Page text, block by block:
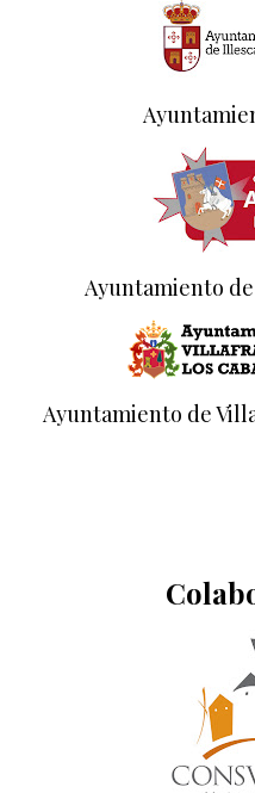
Ayuntamiento de
Ayuntamiento de